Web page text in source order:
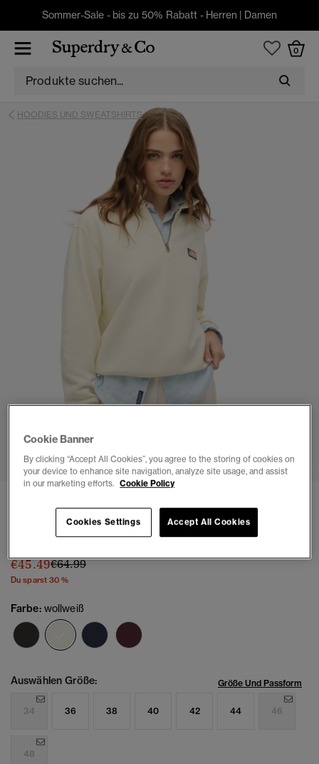
Sommer-Sale - bis zu 50% Rabatt - Herren | Damen
0
HOODIES UND SWEATSHIRTS
Reißverschluss
(3)
€45.49Preis wurde reduziert von
€64.99bis
Du sparst 30 %
Farbe: wollweiß
Ausgewählt
Auswählen Größe: Größe Und Passform
34 36 38 40 42 44 46
48
Cookie Banner
By clicking “Accept All Cookies”, you agree to the storing of cookies on
your device to enhance site navigation, analyze site usage, and assist
in our marketing efforts. Cookie Policy
Accept All Cookies
Cookies Settings